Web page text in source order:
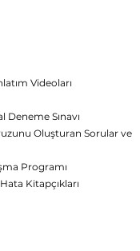
Videoları
Deneme Sınavı
Oluşturan Sorular ve
Programı
Kitapçıkları